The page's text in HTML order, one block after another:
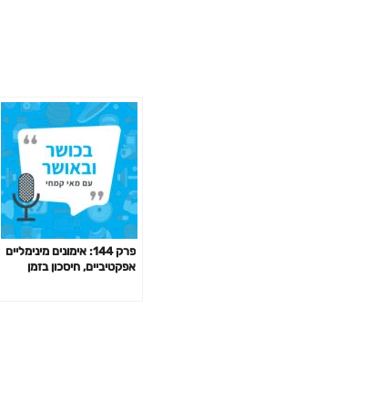
פרק 144: אימונים מינימליים
אפקטיביים, חיסכון בזמן